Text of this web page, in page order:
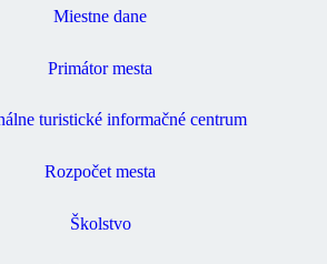
Miestne dane
Primátor mesta
turistické informačné centrum
Rozpočet mesta
Školstvo